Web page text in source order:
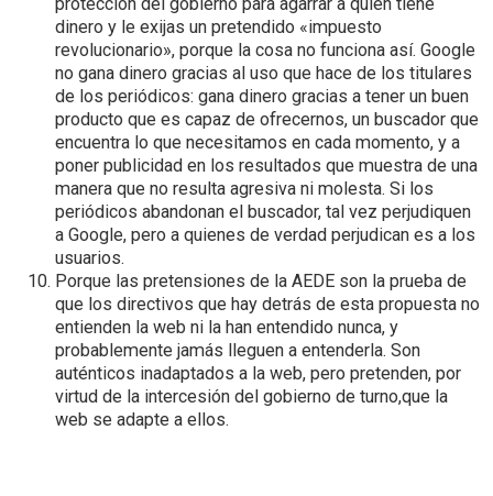
dinero y le exijas un pretendido «impuesto
revolucionario», porque la cosa no funciona así. Google
no gana dinero gracias al uso que hace de los titulares
de los periódicos: gana dinero gracias a tener un buen
producto que es capaz de ofrecernos, un buscador que
encuentra lo que necesitamos en cada momento, y a
poner publicidad en los resultados que muestra de una
manera que no resulta agresiva ni molesta. Si los
periódicos abandonan el buscador, tal vez perjudiquen
a Google, pero a quienes de verdad perjudican es a los
usuarios.
Porque las pretensiones de la AEDE son la prueba de
que los directivos que hay detrás de esta propuesta no
entienden la web ni la han entendido nunca, y
probablemente jamás lleguen a entenderla. Son
auténticos inadaptados a la web, pero pretenden, por
virtud de la intercesión del gobierno de turno,que la
web se adapte a ellos.